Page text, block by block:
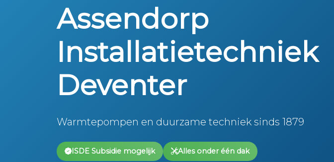
Assendorp
Installatietechniek
Deventer
Warmtepompen en duurzame techniek sinds 1879
ISDE Subsidie mogelijk Alles onder één dak